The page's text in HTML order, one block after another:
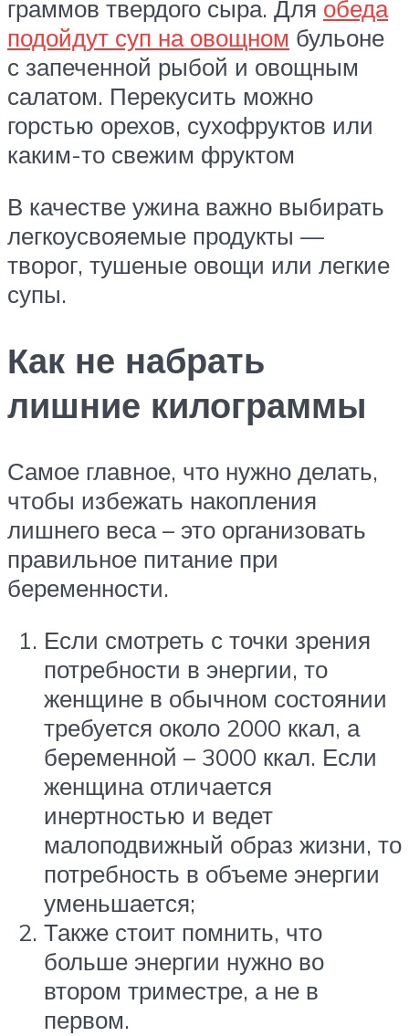
граммов твердого сыра. Для обеда
подойдут суп на овощном бульоне
с запеченной рыбой и овощным
салатом. Перекусить можно
горстью орехов, сухофруктов или
каким-то свежим фруктом
В качестве ужина важно выбирать
легкоусвояемые продукты —
творог, тушеные овощи или легкие
супы.
Как не набрать
лишние килограммы
Самое главное, что нужно делать,
чтобы избежать накопления
лишнего веса – это организовать
правильное питание при
беременности.
Если смотреть с точки зрения
потребности в энергии, то
женщине в обычном состоянии
требуется около 2000 ккал, а
беременной – 3000 ккал. Если
женщина отличается
инертностью и ведет
малоподвижный образ жизни, то
потребность в объеме энергии
уменьшается;
Также стоит помнить, что
больше энергии нужно во
втором триместре, а не в
первом.